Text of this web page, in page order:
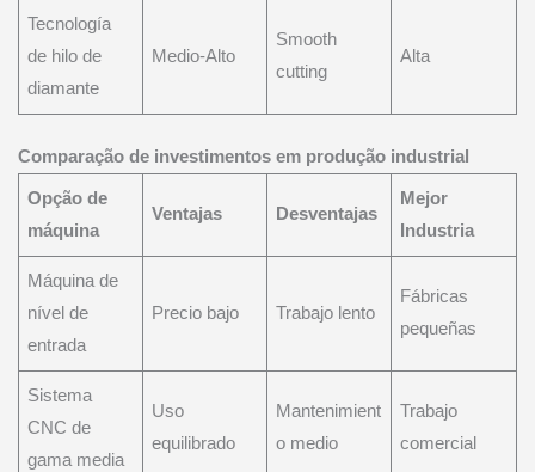
Tecnología
de hilo de
diamante
Medio-Alto
Smooth
cutting
Alta
Comparação de investimentos em produção industrial
Opção de
máquina
Ventajas Desventajas
Mejor
Industria
Máquina de
nível de
entrada
Precio bajo Trabajo lento
Fábricas
pequeñas
Sistema
CNC de
gama media
Uso
equilibrado
Mantenimient
o medio
Trabajo
comercial